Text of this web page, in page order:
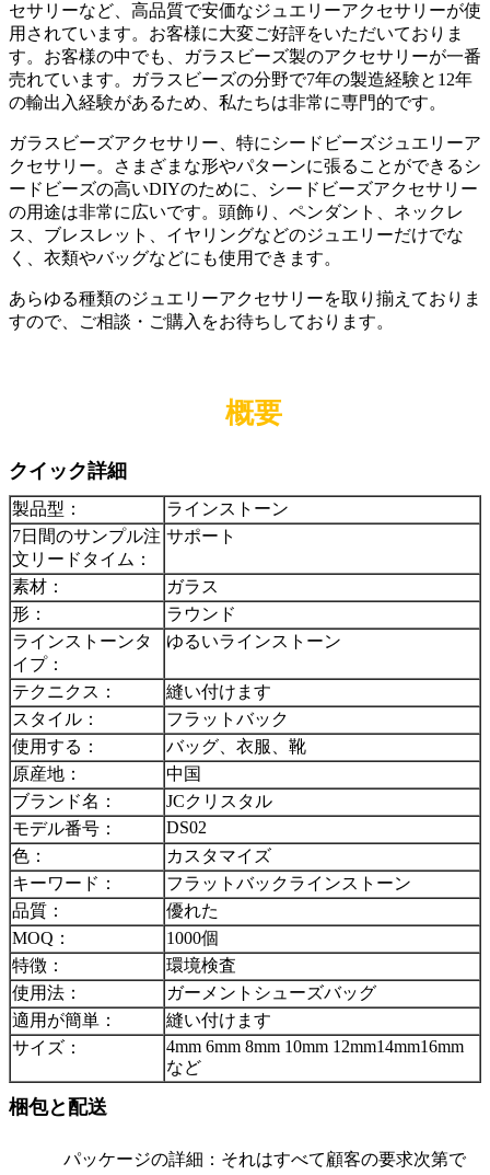
セサリーなど、高品質で安価なジュエリーアクセサリーが使
用されています。お客様に大変ご好評をいただいておりま
す。お客様の中でも、ガラスビーズ製のアクセサリーが一番
売れています。ガラスビーズの分野で7年の製造経験と12年
の輸出入経験があるため、私たちは非常に専門的です。
ガラスビーズアクセサリー、特にシードビーズジュエリーア
クセサリー。さまざまな形やパターンに張ることができるシ
ードビーズの高いDIYのために、シードビーズアクセサリー
の用途は非常に広いです。頭飾り、ペンダント、ネックレ
ス、ブレスレット、イヤリングなどのジュエリーだけでな
く、衣類やバッグなどにも使用できます。
あらゆる種類のジュエリーアクセサリーを取り揃えておりま
すので、ご相談・ご購入をお待ちしております。
概要
クイック詳細
製品型：
ラインストーン
7日間のサンプル注
文リードタイム：
サポート
素材：
ガラス
形：
ラウンド
ラインストーンタ
イプ：
ゆるいラインストーン
テクニクス：
縫い付けます
スタイル：
フラットバック
使用する：
バッグ、衣服、靴
原産地：
中国
ブランド名：
JCクリスタル
モデル番号：
DS02
色：
カスタマイズ
キーワード：
フラットバックラインストーン
品質：
優れた
MOQ：
1000個
特徴：
環境検査
使用法：
ガーメントシューズバッグ
適用が簡単：
縫い付けます
サイズ：
4mm 6mm 8mm 10mm 12mm14mm16mm
など
梱包と配送
パッケージの詳細： それはすべて顧客の要求次第で